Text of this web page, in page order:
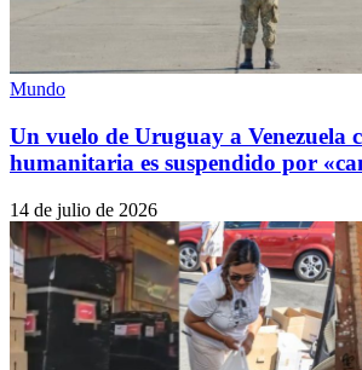
Mundo
Un vuelo de Uruguay a Venezuela
humanitaria es suspendido por
14 de julio de 2026